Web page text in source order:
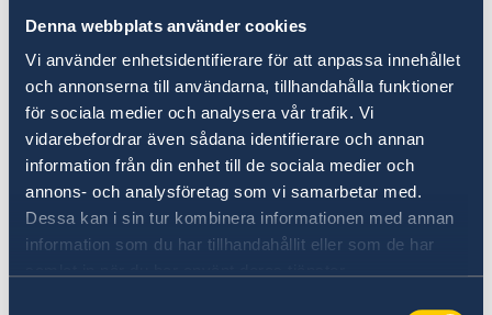
Denna webbplats använder cookies
Vi använder enhetsidentifierare för att anpassa innehållet
och annonserna till användarna, tillhandahålla funktioner
för sociala medier och analysera vår trafik. Vi
vidarebefordrar även sådana identifierare och annan
information från din enhet till de sociala medier och
annons- och analysföretag som vi samarbetar med.
Dessa kan i sin tur kombinera informationen med annan
information som du har tillhandahållit eller som de har
Nationalt ID-kort räcker: Även om Albanien
formellt accepterar svenska nationella ID-kort
kräver svensk lag att du har med dig ett giltigt
pass vid resa utanför EU/Schengen.
Visumfritt i 90 dagar: Som svensk medborgare
behöver du inget visum för turistresor eller
transit genom Albanien. Du får stanna i landet i